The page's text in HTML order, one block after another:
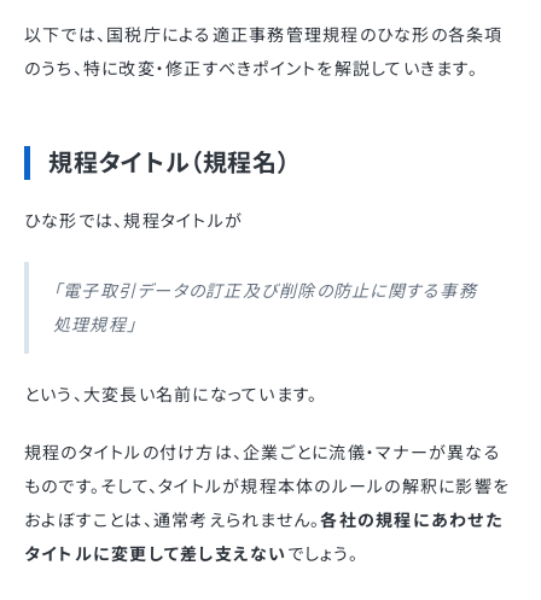
以下では、国税庁による適正事務管理規程のひな形の各条項
のうち、特に改変・修正すべきポイントを解説していきます。
規程タイトル（規程名）
ひな形では、規程タイトルが
「電子取引データの訂正及び削除の防止に関する事務
処理規程」
という、大変長い名前になっています。
規程のタイトルの付け方は、企業ごとに流儀・マナーが異なる
ものです。そして、タイトルが規程本体のルールの解釈に影響を
およぼすことは、通常考えられません。各社の規程にあわせた
タイトルに変更して差し支えない でしょう。